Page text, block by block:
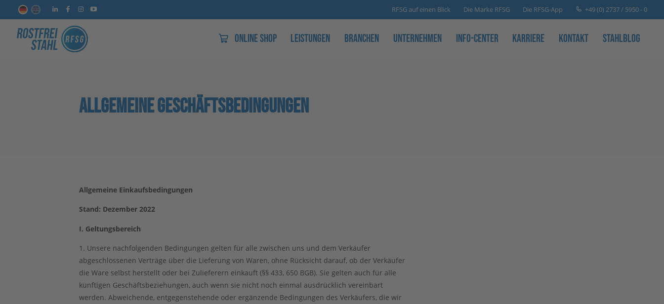
RFSG auf einen Blick Die Marke RFSG Die RFSG-App +49 (0) 2737 / 5950 - 0
Online Shop Leistungen Branchen Unternehmen Info-Center Karriere Kontakt Stahlblog
ALLGEMEINE GESCHÄFTSBEDINGUNGEN
Allgemeine Einkaufsbedingungen
Stand: Dezember 2022
I. Geltungsbereich
1. Unsere nachfolgenden Bedingungen gelten für alle zwischen uns und dem Verkäufer
abgeschlossenen Verträge über die Lieferung von Waren, ohne Rücksicht darauf, ob der Verkäufer
die Ware selbst herstellt oder bei Zulieferern einkauft (§§ 433, 650 BGB). Sie gelten auch für alle
künftigen Geschäftsbeziehungen, auch wenn sie nicht noch einmal ausdrücklich vereinbart
werden. Abweichende, entgegenstehende oder ergänzende Bedingungen des Verkäufers, die wir